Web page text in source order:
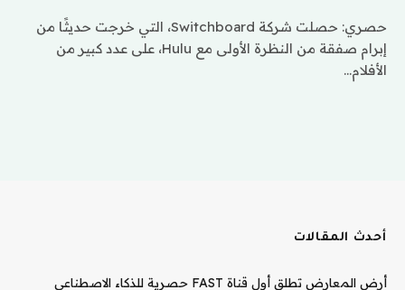
حصري: حصلت شركة Switchboard، التي خرجت حديثًا من
إبرام صفقة من النظرة الأولى مع Hulu، على عدد كبير من
الأفلام…
أحدث المقالات
أرض المعارض تطلق أول قناة FAST حصرية للذكاء الاصطناعي